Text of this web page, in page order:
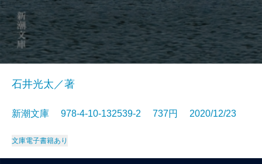
石井光太／著
新潮文庫 978-4-10-132539-2 737円 2020/12/23
文庫電子書籍あり